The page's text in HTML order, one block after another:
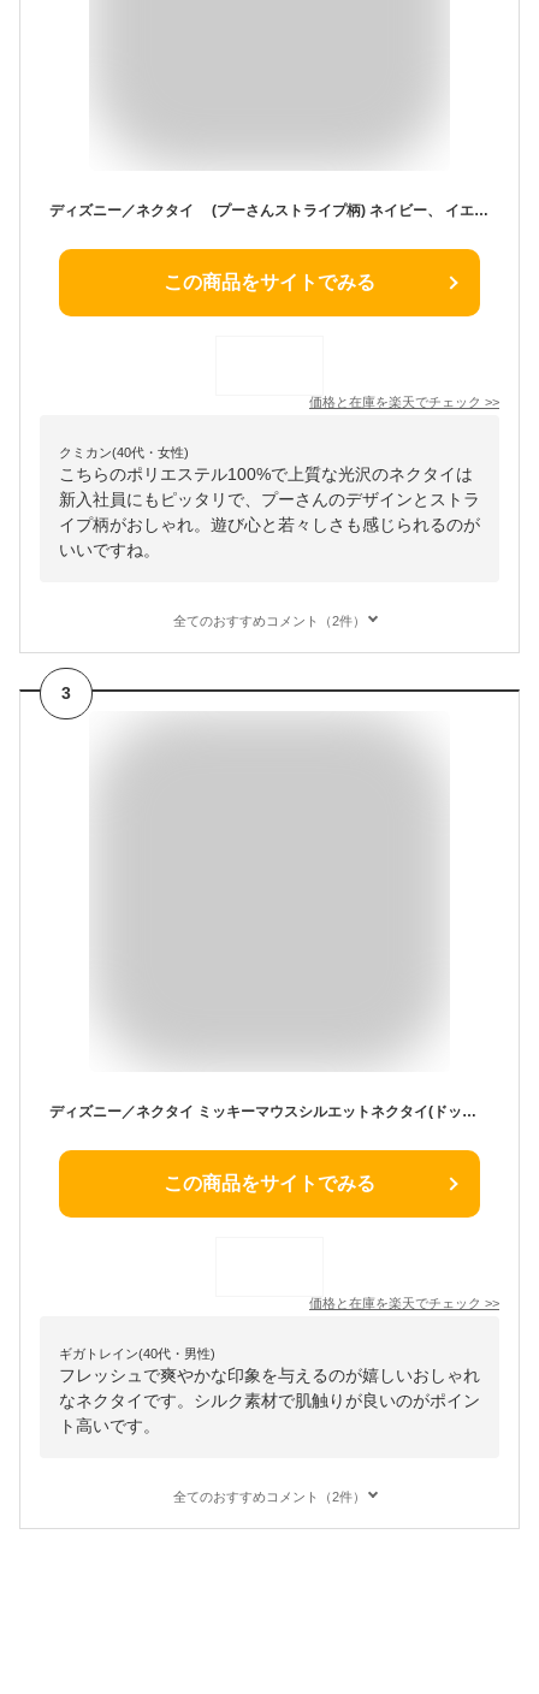
ディズニー／ネクタイ (プーさんストライプ柄) ネイビー、 イエローDisney necktie ポリエステル100%プレゼント ギフト新生活 新社会人 新入社員 フレッシャーズ ブランドネクタイ 父の日 クリスマス バレンタインキャラクター ミッキー
この商品をサイトでみる
価格と在庫を楽天でチェック >>
クミカン(40代・女性)
こちらのポリエステル100%で上質な光沢のネクタイは
新入社員にもピッタリで、プーさんのデザインとストラ
イプ柄がおしゃれ。遊び心と若々しさも感じられるのが
いいですね。
全てのおすすめコメント（2件）
3
ディズニー／ネクタイ ミッキーマウスシルエットネクタイ(ドット柄) ネイビー ブルー Disney necktie シルク100%プレゼント ギフト新生活 新社会人 新入社員 フレッシャーズブランドネクタイ ネクタイブランド 送料無料 キャラクター ミッキー
この商品をサイトでみる
価格と在庫を楽天でチェック >>
ギガトレイン(40代・男性)
フレッシュで爽やかな印象を与えるのが嬉しいおしゃれ
なネクタイです。シルク素材で肌触りが良いのがポイン
ト高いです。
全てのおすすめコメント（2件）